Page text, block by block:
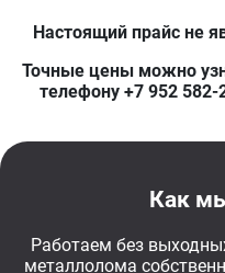
Настоящий прайс не
Точные цены можно
телефону +7 952
Как
Работаем без
металлолома